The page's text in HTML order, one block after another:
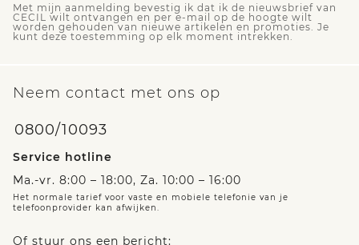
Met mijn aanmelding bevestig ik dat ik de nieuwsbrief van
CECIL wilt ontvangen en per e-mail op de hoogte wilt
worden gehouden van nieuwe artikelen en promoties. Je
kunt deze toestemming op elk moment intrekken.
Neem contact met ons op
0800/10093
Service hotline
Ma.-vr. 8:00 – 18:00, Za. 10:00 – 16:00
Het normale tarief voor vaste en mobiele telefonie van je
telefoonprovider kan afwijken.
Of stuur ons een bericht: